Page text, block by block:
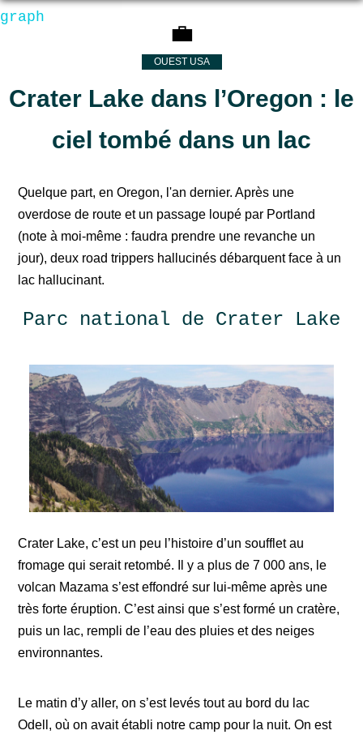
💼
OUEST USA
Crater Lake dans l’Oregon : le
ciel tombé dans un lac
Quelque part, en Oregon, l'an dernier. Après une
overdose de route et un passage loupé par Portland
(note à moi-même : faudra prendre une revanche un
jour), deux road trippers hallucinés débarquent face à un
lac hallucinant.
Parc national de Crater Lake
Crater Lake, c’est un peu l’histoire d’un soufflet au
fromage qui serait retombé. Il y a plus de 7 000 ans, le
volcan Mazama s’est effondré sur lui-même après une
très forte éruption. C’est ainsi que s’est formé un cratère,
puis un lac, rempli de l’eau des pluies et des neiges
environnantes.
Le matin d’y aller, on s’est levés tout au bord du lac
Odell, où on avait établi notre camp pour la nuit. On est